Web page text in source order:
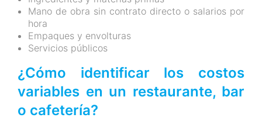
Mano de obra sin contrato directo o salarios por
hora
Empaques y envolturas
Servicios públicos
¿Cómo identificar los costos
variables en un restaurante, bar
o cafetería?